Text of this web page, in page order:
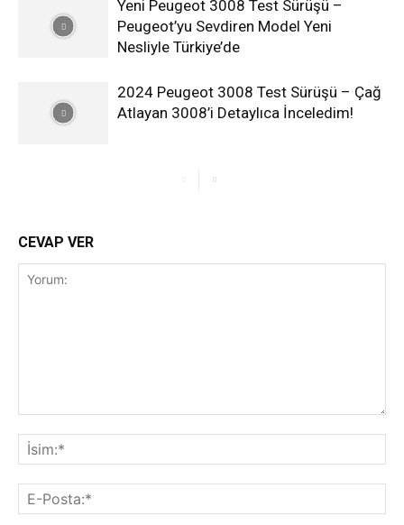
Yeni Peugeot 3008 Test Sürüşü –
Peugeot’yu Sevdiren Model Yeni
Nesliyle Türkiye’de
2024 Peugeot 3008 Test Sürüşü – Çağ
Atlayan 3008’i Detaylıca İnceledim!
CEVAP VER